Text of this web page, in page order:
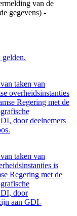
van de
gegevens) -
gelden.
taken van
overheidsinstanties
Regering met de
door deelnemers
taken van
is
Regering met de
door
aan GDI-